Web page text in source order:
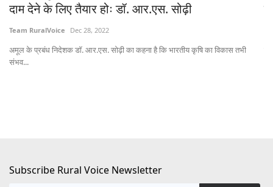
दाम देने के लिए तैयार होः डॉ. आर.एस. सोढ़ी
Team RuralVoice Dec 28, 2022
अमूल के प्रबंध निदेशक डॉ. आर.एस. सोढ़ी का कहना है कि भारतीय कृषि का विकास तभी
संभव...
Subscribe Rural Voice Newsletter